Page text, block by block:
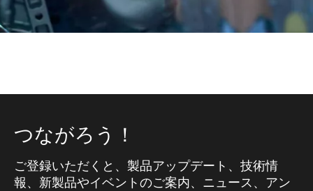
つながろう！
ご登録いただくと、製品アップデート、技術情
報、新製品やイベントのご案内、ニュース、アン